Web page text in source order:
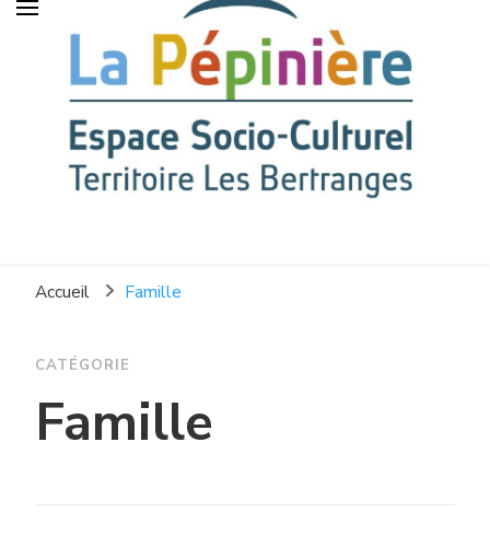
Socio-Culturel
Accueil Famille
CATÉGORIE
Famille